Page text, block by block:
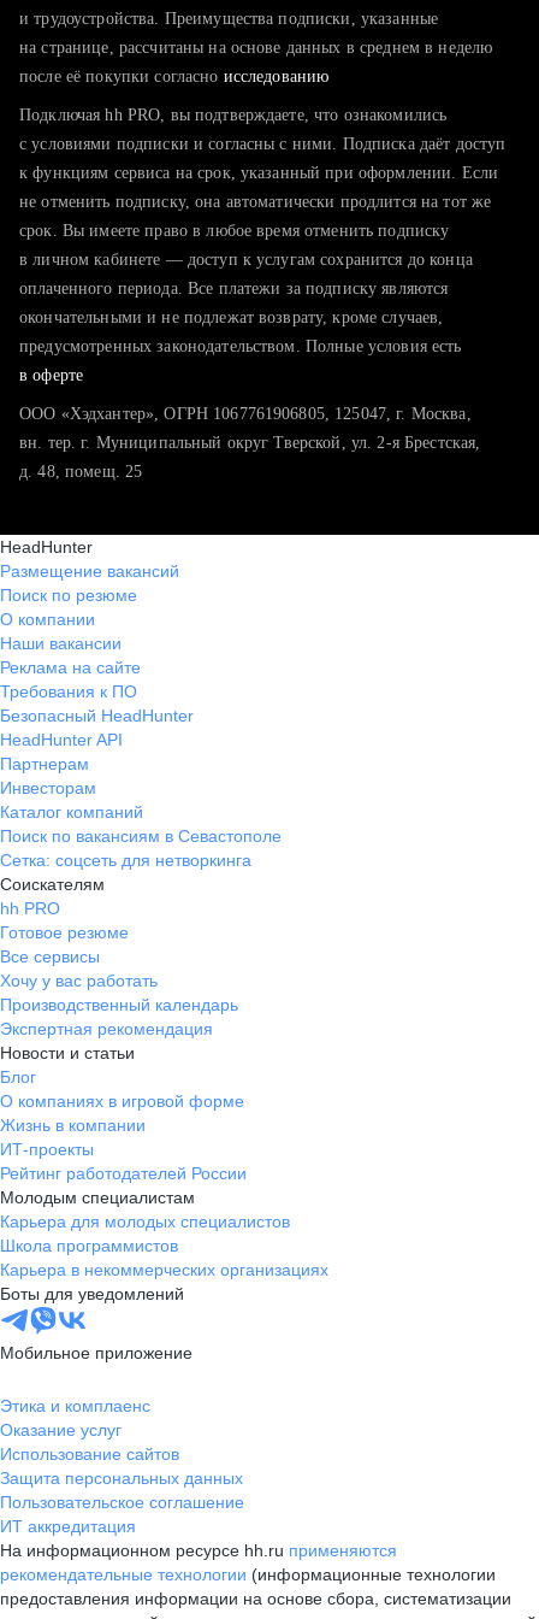
тратите много времени на поиск и вручную поднимаете
хотите сравнить себя с конкурентами и оценить шансы
и трудоустройства. Преимущества подписки, указанные
на странице, рассчитаны на основе данных в среднем в неделю
после её покупки согласно исследованию
Подключая hh PRO, вы подтверждаете, что ознакомились
с условиями подписки и согласны с ними. Подписка даёт доступ
к функциям сервиса на срок, указанный при оформлении. Если
не отменить подписку, она автоматически продлится на тот же
срок. Вы имеете право в любое время отменить подписку
в личном кабинете — доступ к услугам сохранится до конца
оплаченного периода. Все платежи за подписку являются
окончательными и не подлежат возврату, кроме случаев,
предусмотренных законодательством. Полные условия есть
в оферте
ООО «Хэдхантер», ОГРН 1067761906805, 125047, г. Москва,
вн. тер. г. Муниципальный округ Тверской, ул. 2-я Брестская,
д. 48, помещ. 25
HeadHunter
Размещение вакансий
Поиск по резюме
О компании
Наши вакансии
Реклама на сайте
Требования к ПО
Безопасный HeadHunter
HeadHunter API
Партнерам
Инвесторам
Каталог компаний
Поиск по вакансиям в Севастополе
Сетка: соцсеть для нетворкинга
Соискателям
hh PRO
Готовое резюме
Все сервисы
Хочу у вас работать
Производственный календарь
Экспертная рекомендация
Новости и статьи
Блог
О компаниях в игровой форме
Жизнь в компании
ИТ-проекты
Рейтинг работодателей России
Молодым специалистам
Карьера для молодых специалистов
Школа программистов
Карьера в некоммерческих организациях
Боты для уведомлений
Мобильное приложение
Этика и комплаенс
Оказание услуг
Использование сайтов
Защита персональных данных
Пользовательское соглашение
ИТ аккредитация
На информационном ресурсе hh.ru применяются
рекомендательные технологии (информационные технологии
предоставления информации на основе сбора, систематизации